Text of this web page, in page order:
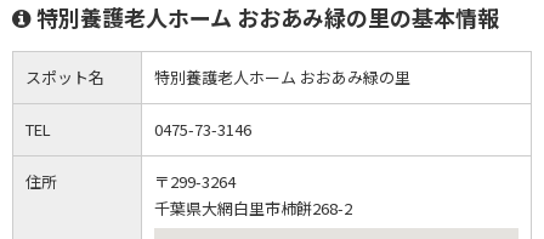
特別養護老人ホーム おおあみ緑の里の基本情報
スポット名 特別養護老人ホーム おおあみ緑の里
TEL 0475-73-3146
住所
〒299-3264
千葉県大網白里市柿餅268-2